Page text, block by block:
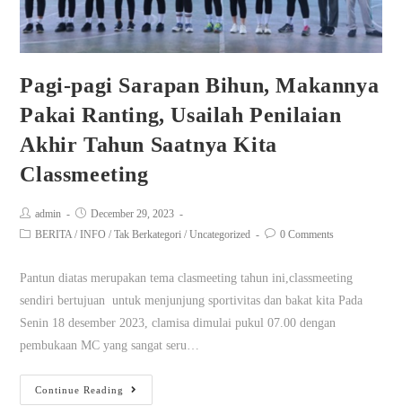
Pagi-pagi Sarapan Bihun, Makannya
Pakai Ranting, Usailah Penilaian
Akhir Tahun Saatnya Kita
Classmeeting
admin
December 29, 2023
BERITA / INFO / Tak Berkategori / Uncategorized 0 Comments
Pantun diatas merupakan tema clasmeeting tahun ini,classmeeting
sendiri bertujuan untuk menjunjung sportivitas dan bakat kita Pada
Senin 18 desember 2023, clamisa dimulai pukul 07.00 dengan
pembukaan MC yang sangat seru…
Continue Reading